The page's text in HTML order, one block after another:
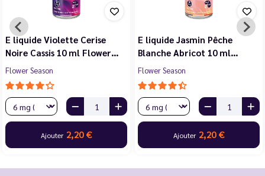
E liquide Violette Cerise
Noire Cassis 10 ml Flower…
Flower Season
Ajouter 2,20 €
E liquide Jasmin Pêche
Blanche Abricot 10 ml…
Flower Season
Ajouter 2,20 €